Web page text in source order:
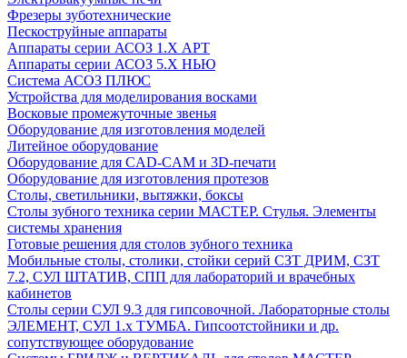
Фрезеры зуботехнические
Пескоструйные аппараты
Аппараты серии АСОЗ 1.Х АРТ
Аппараты серии АСОЗ 5.Х НЬЮ
Система АСОЗ ПЛЮС
Устройства для моделирования восками
Восковые промежуточные звенья
Оборудование для изготовления моделей
Литейное оборудование
Оборудование для CAD-CAM и 3D-печати
Оборудование для изготовления протезов
Cтолы, светильники, вытяжки, боксы
Столы зубного техника серии МАСТЕР. Стулья. Элементы
системы хранения
Готовые решения для столов зубного техника
Мобильные столы, столики, стойки серий СЗТ ДРИМ, СЗТ
7.2, СУЛ ШТАТИВ, СПП для лабораторий и врачебных
кабинетов
Столы серии СУЛ 9.3 для гипсовочной. Лабораторные столы
ЭЛЕМЕНТ, СУЛ 1.х ТУМБА. Гипсоотстойники и др.
сопутствующее оборудование